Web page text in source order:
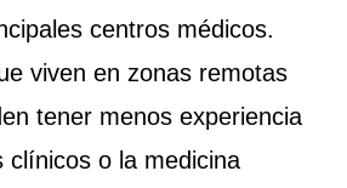
centros médicos.
viven en zonas remotas
tener menos experiencia
clínicos o la medicina